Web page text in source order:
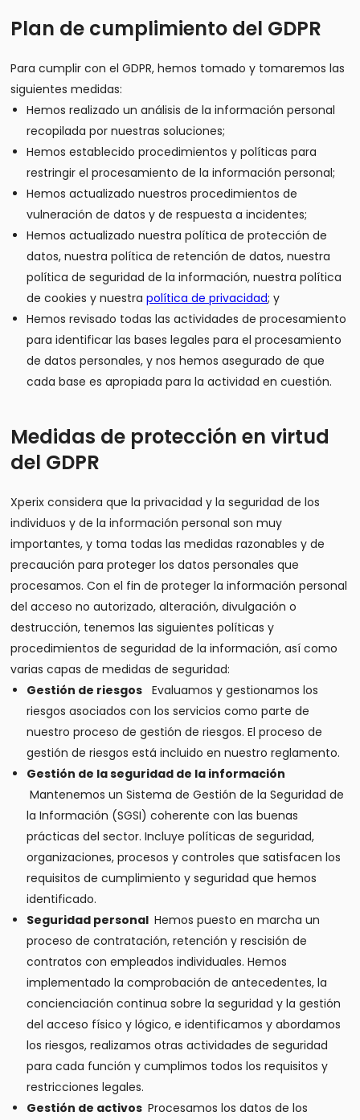
Plan de cumplimiento del GDPR
Para cumplir con el GDPR, hemos tomado y tomaremos las
siguientes medidas:
Hemos realizado un análisis de la información personal
recopilada por nuestras soluciones;
Hemos establecido procedimientos y políticas para
restringir el procesamiento de la información personal;
Hemos actualizado nuestros procedimientos de
vulneración de datos y de respuesta a incidentes;
Hemos actualizado nuestra política de protección de
datos, nuestra política de retención de datos, nuestra
política de seguridad de la información, nuestra política
de cookies y nuestrapolítica de privacidad; y
Hemos revisado todas las actividades de procesamiento
para identificar las bases legales para el procesamiento
de datos personales, y nos hemos asegurado de que
cada base es apropiada para la actividad en cuestión.
Medidas de protección en virtud
del GDPR
Xperix considera que la privacidad y la seguridad de los
individuos y de la información personal son muy
importantes, y toma todas las medidas razonables y de
precaución para proteger los datos personales que
procesamos. Con el fin de proteger la información personal
del acceso no autorizado, alteración, divulgación o
destrucción, tenemos las siguientes políticas y
procedimientos de seguridad de la información, así como
varias capas de medidas de seguridad:
Gestión de riesgos Evaluamos y gestionamos los
riesgos asociados con los servicios como parte de
nuestro proceso de gestión de riesgos. El proceso de
gestión de riesgos está incluido en nuestro reglamento.
Gestión de la seguridad de la información
Mantenemos un Sistema de Gestión de la Seguridad de
la Información (SGSI) coherente con las buenas
prácticas del sector. Incluye políticas de seguridad,
organizaciones, procesos y controles que satisfacen los
requisitos de cumplimiento y seguridad que hemos
identificado.
Seguridad personal Hemos puesto en marcha un
proceso de contratación, retención y rescisión de
contratos con empleados individuales. Hemos
implementado la comprobación de antecedentes, la
concienciación continua sobre la seguridad y la gestión
del acceso físico y lógico, e identificamos y abordamos
los riesgos, realizamos otras actividades de seguridad
para cada función y cumplimos todos los requisitos y
restricciones legales.
Gestión de activos Procesamos los datos de los